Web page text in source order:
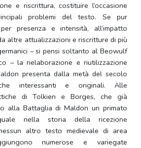
e riscrittura, costituire l’occasione
problemi del testo. Se pur
presenza e intensità, all’impatto
altre attualizzazioni e riscritture di più
– si pensi soltanto al Beowulf
– la rielaborazione e riutilizzazione
presenta dalla metà del secolo
interessanti e originali. Alle
di Tolkien e Borges, che già
alla Battaglia di Maldon un primato
nella storia della ricezione
altro testo medievale di area
numerose e variegate